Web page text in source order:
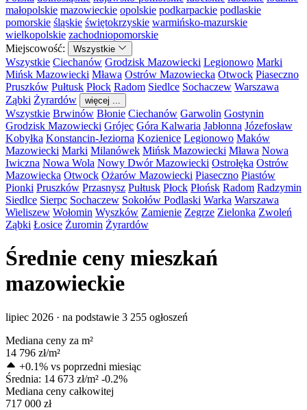
małopolskie mazowieckie opolskie podkarpackie podlaskie
pomorskie śląskie świętokrzyskie warmińsko-mazurskie
wielkopolskie zachodniopomorskie
Miejscowość:
Wszystkie
Wszystkie Ciechanów Grodzisk Mazowiecki Legionowo Marki
Mińsk Mazowiecki Mława Ostrów Mazowiecka Otwock Piaseczno
Pruszków Pułtusk Płock Radom Siedlce Sochaczew Warszawa
Ząbki Żyrardów więcej ...
Wszystkie Brwinów Błonie Ciechanów Garwolin Gostynin
Grodzisk Mazowiecki Grójec Góra Kalwaria Jabłonna Józefosław
Kobyłka Konstancin-Jeziorna Kozienice Legionowo Maków
Mazowiecki Marki Milanówek Mińsk Mazowiecki Mława Nowa
Iwiczna Nowa Wola Nowy Dwór Mazowiecki Ostrołęka Ostrów
Mazowiecka Otwock Ożarów Mazowiecki Piaseczno Piastów
Pionki Pruszków Przasnysz Pułtusk Płock Płońsk Radom Radzymin
Siedlce Sierpc Sochaczew Sokołów Podlaski Warka Warszawa
Wieliszew Wołomin Wyszków Zamienie Zegrze Zielonka Zwoleń
Ząbki Łosice Żuromin Żyrardów
Średnie ceny mieszkań
mazowieckie
lipiec 2026 · na podstawie 3 255 ogłoszeń
Mediana ceny za m²
14 796 zł/m²
+0.1% vs poprzedni miesiąc
Średnia: 14 673 zł/m² -0.2%
Mediana ceny całkowitej
717 000 zł